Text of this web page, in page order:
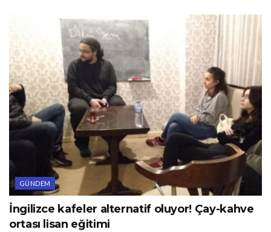
GÜNDEM
İngilizce kafeler alternatif oluyor! Çay-kahve
ortası lisan eğitimi